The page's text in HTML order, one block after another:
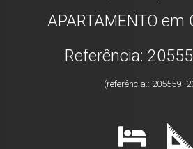
APARTAMENTO em
Referência:
(referência.: 205559-